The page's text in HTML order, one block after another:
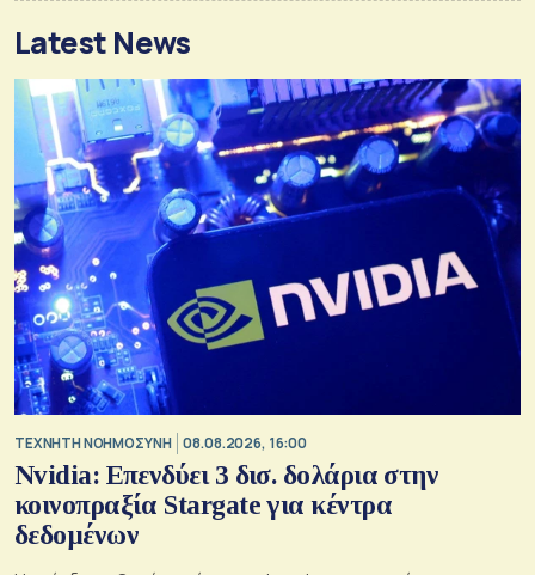
Latest News
TΕΧΝΗΤΗ ΝΟΗΜΟΣΥΝΗ 08.08.2026, 16:00
Nvidia: Επενδύει 3 δισ. δολάρια στην
κοινοπραξία Stargate για κέντρα
δεδομένων